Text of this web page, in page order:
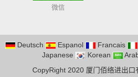
微信
Deutsch Espanol Francais
Japanese
Korean
CopyRight 2020 厦门佰络进出口